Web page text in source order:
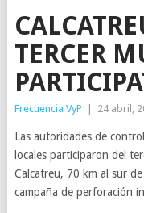
TERCER
Frecuencia VyP 24 abril,
Las autoridades de
locales participaron del
Calcatreu, 70 km al sur
campaña de perforación